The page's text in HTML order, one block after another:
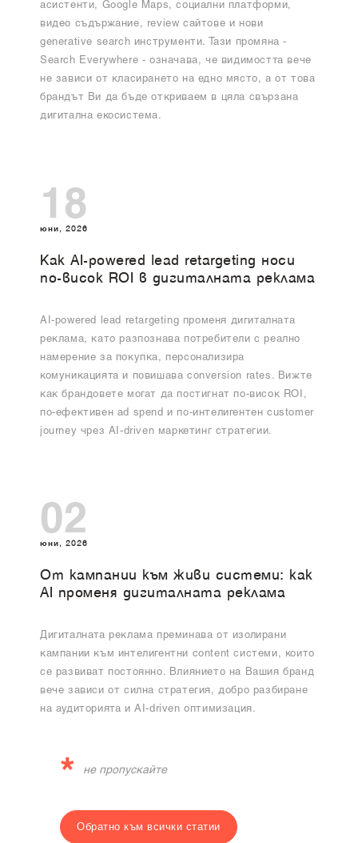
асистенти, Google Maps, социални платформи,
видео съдържание, review сайтове и нови
generative search инструменти. Тази промяна -
Search Everywhere - означава, че видимостта вече
не зависи от класирането на едно място, а от това
брандът Ви да бъде откриваем в цяла свързана
дигитална екосистема.
18
юни, 2026
Как AI-powered lead retargeting носи
по-висок ROI в дигиталната реклама
AI-powered lead retargeting променя дигиталната
реклама, като разпознава потребители с реално
намерение за покупка, персонализира
комуникацията и повишава conversion rates. Вижте
как брандовете могат да постигнат по-висок ROI,
по-ефективен ad spend и по-интелигентен customer
journey чрез AI-driven маркетинг стратегии.
02
юни, 2026
От кампании към живи системи: как
AI променя дигиталната реклама
Дигиталната реклама преминава от изолирани
кампании към интелигентни content системи, които
се развиват постоянно. Влиянието на Вашия бранд
вече зависи от силна стратегия, добро разбиране
на аудиторията и AI-driven оптимизация.
* не пропускайте
Обратно към всички статии